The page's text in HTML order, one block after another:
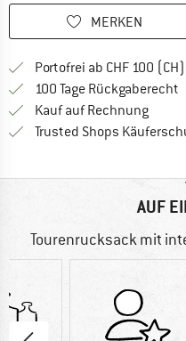
MERKEN
Portofrei ab CHF 100 (CH)
100 Tage Rückgaberecht
Kauf auf RechnungFinde
Trusted Shops
AUF
Tourenrucksack mit